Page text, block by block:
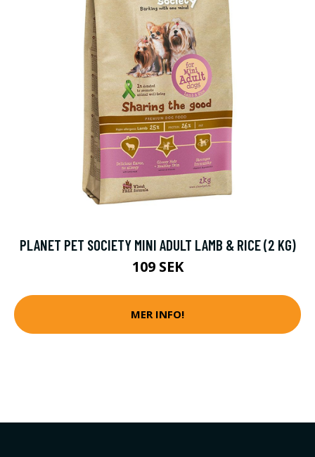
PLANET PET SOCIETY MINI ADULT LAMB & RICE (2 KG)
109 SEK
MER INFO!